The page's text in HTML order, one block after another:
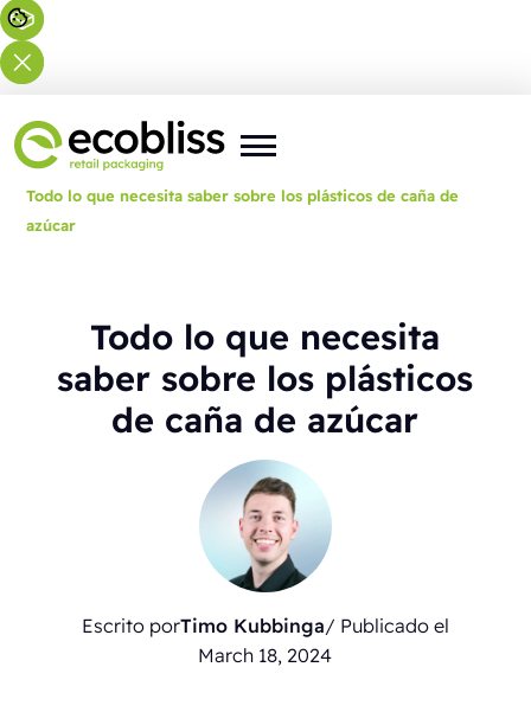
Usted está aquí: Inicio
Todo lo que necesita saber sobre los plásticos de caña de
azúcar
Todo lo que necesita
saber sobre los plásticos
de caña de azúcar
Escrito porTimo Kubbinga/ Publicado el
March 18, 2024